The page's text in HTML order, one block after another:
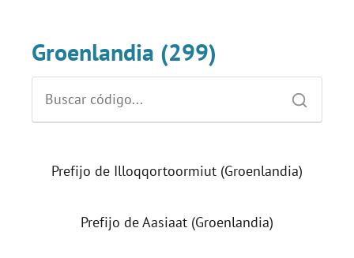
Groenlandia (299)
Prefijo de Illoqqortoormiut (Groenlandia)
Prefijo de Aasiaat (Groenlandia)